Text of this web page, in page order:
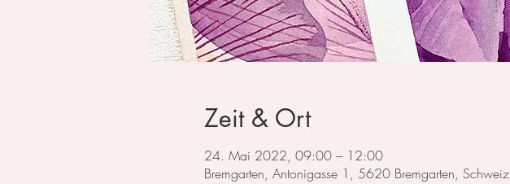
Zeit & Ort
24. Mai 2022, 09:00 – 12:00
Bremgarten, Antonigasse 1, 5620 Bremgarten, Schweiz